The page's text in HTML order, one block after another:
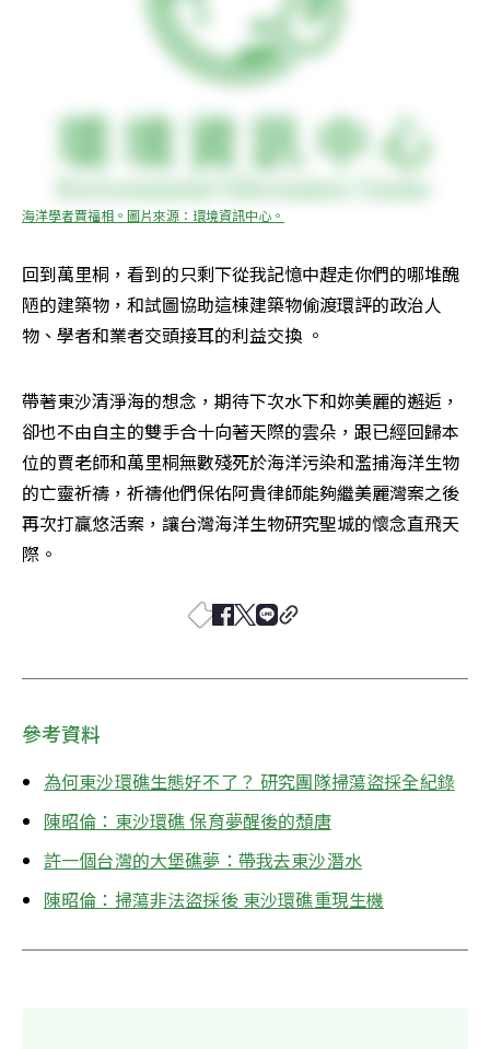
海洋學者賈福相。圖片來源：環境資訊中心。
回到萬里桐，看到的只剩下從我記憶中趕走你們的哪堆醜
陋的建築物，和試圖協助這棟建築物偷渡環評的政治人
物、學者和業者交頭接耳的利益交換 。
帶著東沙清淨海的想念，期待下次水下和妳美麗的邂逅，
卻也不由自主的雙手合十向著天際的雲朵，跟已經回歸本
位的賈老師和萬里桐無數殘死於海洋污染和濫捕海洋生物
的亡靈祈禱，祈禱他們保佑阿貴律師能夠繼美麗灣案之後
再次打贏悠活案，讓台灣海洋生物研究聖城的懷念直飛天
際。
參考資料
為何東沙環礁生態好不了？ 研究團隊掃蕩盜採全紀錄
陳昭倫：東沙環礁 保育夢醒後的頹唐
許一個台灣的大堡礁夢：帶我去東沙潛水
陳昭倫：掃蕩非法盜採後 東沙環礁重現生機